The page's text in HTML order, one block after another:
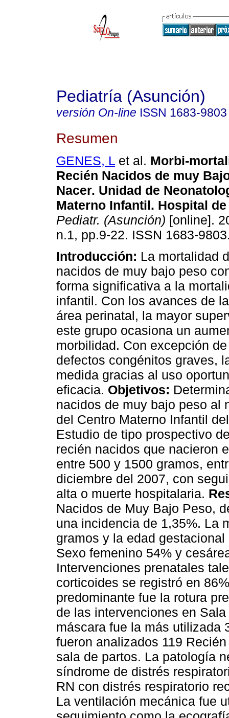
Pediatría (Asunción)
versión On-line ISSN 1683-9803
Resumen
GENES, L et al. Morbi-
Recién Nacidos de muy
Nacer. Unidad de
Materno Infantil. Hospital
Pediatr. (Asunción) [online].
n.1, pp.9-22. ISSN 1683-
Introducción: La mortalidad
nacidos de muy bajo peso
forma significativa a la
infantil. Con los avances de
área perinatal, la mayor
este grupo ocasiona un
morbilidad. Con excepción
defectos congénitos graves,
medida gracias al uso
eficacia. Objetivos:
nacidos de muy bajo peso al
del Centro Materno Infantil
Estudio de tipo prospectivo
recién nacidos que nacieron
entre 500 y 1500 gramos,
diciembre del 2007, con
alta o muerte hospitalaria.
Nacidos de Muy Bajo Peso,
una incidencia de 1,35%. La
gramos y la edad
Sexo femenino 54% y
Intervenciones prenatales
corticoides se registró en
predominante fue la rotura
de las intervenciones en
máscara fue la más utilizada
fueron analizados 119
sala de partos. La patología
síndrome de distrés
RN con distrés respiratorio
La ventilación mecánica fue